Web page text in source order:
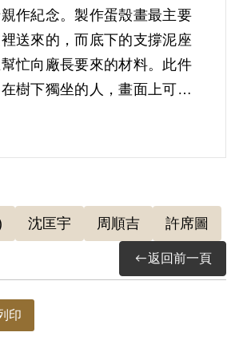
作紀念。製作蛋殼畫最主要
送來的，而底下的支撐泥座
忙向廠長要來的材料。此件
樹下獨坐的人，畫面上可見
一株枯樹，枯樹右下角有一
。
1949-），福建安溪人。依
14號判決書，案發時為工人，
稱「統中會」），復吸收吳
沈匡宇 周順吉 許席圖
返回前一頁
印